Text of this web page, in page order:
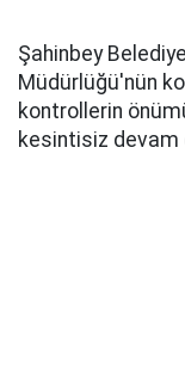
Şahinbey
Müdürlüğü'nün
kontrollerin
kesintisiz devam